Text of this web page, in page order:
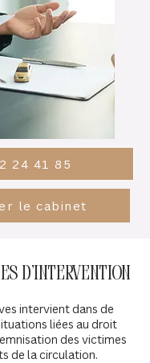
24 41 85
le cabinet
d'intervention
intervient dans de
liées au droit
des victimes
de la circulation.